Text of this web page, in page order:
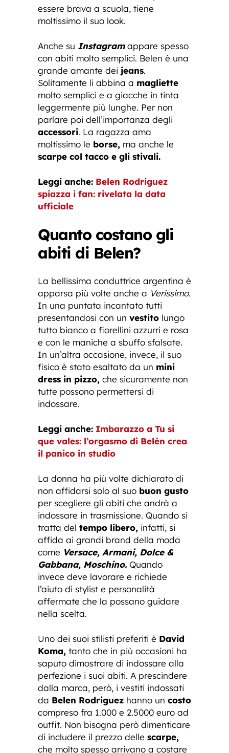
essere brava a scuola, tiene
moltissimo il suo look.
Anche su Instagramappare spesso
con abiti molto semplici. Belen è una
grande amante dei jeans.
Solitamente li abbina a magliette
molto semplici e a giacche in tinta
leggermente più lunghe. Per non
parlare poi dell’importanza degli
accessori. La ragazza ama
moltissimo le borse, ma anche le
scarpe col tacco e gli stivali.
Leggi anche: Belen Rodriguez
spiazza i fan: rivelata la data
ufficiale
Quanto costano gli
abiti di Belen?
La bellissima conduttrice argentina è
apparsa più volte anche a Verissimo.
In una puntata incantato tutti
presentandosi con un vestito lungo
tutto bianco a fiorellini azzurri e rosa
e con le maniche a sbuffo sfalsate.
In un’altra occasione, invece, il suo
fisico è stato esaltato da un mini
dress in pizzo, che sicuramente non
tutte possono permettersi di
indossare.
Leggi anche: Imbarazzo a Tu si
que vales: l’orgasmo di Belén crea
il panico in studio
La donna ha più volte dichiarato di
non affidarsi solo al suo buon gusto
per scegliere gli abiti che andrà a
indossare in trasmissione. Quando si
tratta del tempo libero, infatti, si
affida ai grandi brand della moda
come Versace, Armani, Dolce &
Gabbana, Moschino. Quando
invece deve lavorare e richiede
l’aiuto di stylist e personalità
affermate che la possano guidare
nella scelta.
Uno dei suoi stilisti preferiti è David
Koma, tanto che in più occasioni ha
saputo dimostrare di indossare alla
perfezione i suoi abiti. A prescindere
dalla marca, però, i vestiti indossati
da Belen Rodriguez hanno un costo
compreso fra 1.000 e 2.5000 euro ad
outfit. Non bisogna però dimenticare
di includere il prezzo delle scarpe,
che molto spesso arrivano a costare